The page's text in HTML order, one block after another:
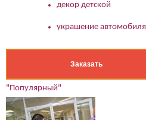
декор детской
украшение автомобиля
Заказать
"Популярный"